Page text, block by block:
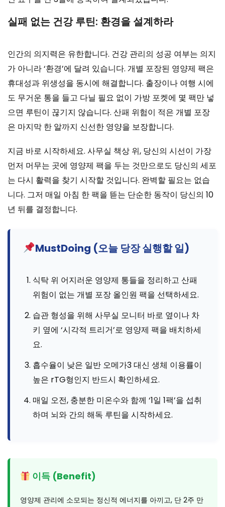
실패 없는 건강 루틴: 환경을 설계하라
인간의 의지력은 유한합니다. 건강 관리의 성공 여부는 의지
가 아니라 ‘환경’에 달려 있습니다. 개별 포장된 영양제 팩은
휴대성과 위생성을 동시에 해결합니다. 출장이나 여행 시에
도 무거운 통을 들고 다닐 필요 없이 가방 포켓에 몇 팩만 넣
으면 루틴이 끊기지 않습니다. 산패 위험이 적은 개별 포장
은 마지막 한 알까지 신선한 영양을 보장합니다.
지금 바로 시작하세요. 사무실 책상 위, 당신의 시선이 가장
먼저 머무는 곳에 영양제 팩을 두는 것만으로도 당신의 세포
는 다시 활력을 찾기 시작할 것입니다. 완벽할 필요는 없습
니다. 그저 매일 아침 한 팩을 뜯는 단순한 동작이 당신의 10
년 뒤를 결정합니다.
MustDoing (오늘 당장 실행할 일)
식탁 위 어지러운 영양제 통들을 정리하고 산패
위험이 없는 개별 포장 올인원 팩을 선택하세요.
습관 형성을 위해 사무실 모니터 바로 옆이나 차
키 옆에 ‘시각적 트리거’로 영양제 팩을 배치하세
요.
흡수율이 낮은 일반 오메가3 대신 생체 이용률이
높은 rTG형인지 반드시 확인하세요.
매일 오전, 충분한 미온수와 함께 ‘1일 1팩’을 섭취
하며 뇌와 간의 해독 루틴을 시작하세요.
이득 (Benefit)
영양제 관리에 소모되는 정신적 에너지를 아끼고, 단 2주 만